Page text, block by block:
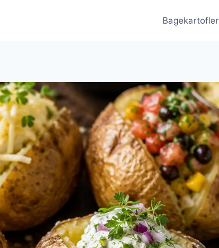
Bagekartofler